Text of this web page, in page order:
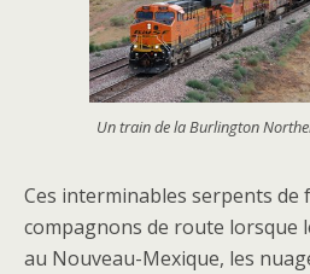
Un train de la Burlington
Ces interminables serpents
compagnons de route lorsque
au Nouveau-Mexique, les